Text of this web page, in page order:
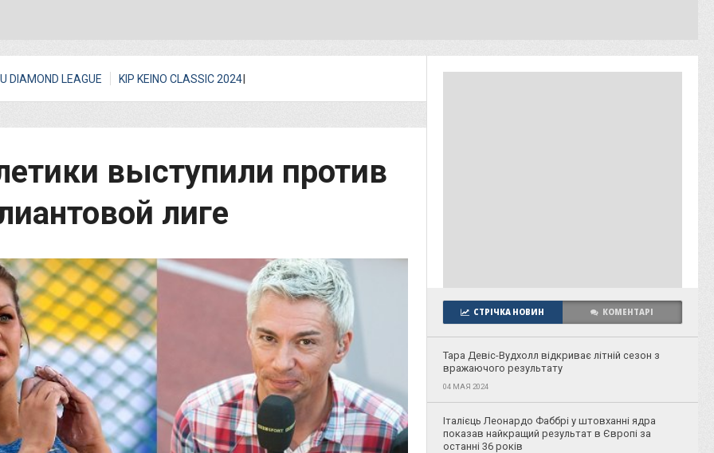
DIAMOND LEAGUE I
KIP KEINO CLASSIC 2024
выступили против
лиге
СТРІЧКА НОВИН КОМЕНТАРІ
Тара Девіс-Вудхолл відкриває літній сезон з
вражаючого результату
04 МАЯ 2024
Італієць Леонардо Фаббрі у штовханні ядра
показав найкращий результат в Європі за
останні 36 років